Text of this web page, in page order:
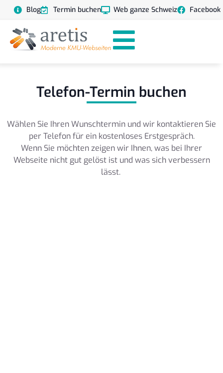
Blog Termin buchen Web ganze Schweiz Facebook
Telefon-Termin buchen
Wählen Sie Ihren Wunschtermin und wir kontaktieren Sie
per Telefon für ein kostenloses Erstgespräch.
Wenn Sie möchten zeigen wir Ihnen, was bei Ihrer
Webseite nicht gut gelöst ist und was sich verbessern
lässt.